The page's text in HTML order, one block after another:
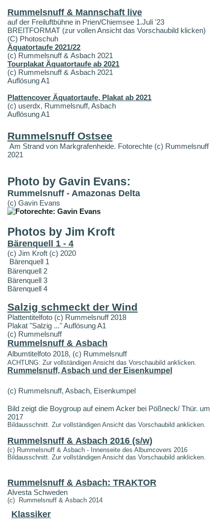
Rummelsnuff & Mannschaft live
auf der Freiluftbühne in Prien/Chiemsee 1.Juli '23
BREITFORMAT (zur vollen Ansicht das Vorschaubild klicken)
(C) Photoschuh
Äquatortaufe 2021/22
(c) Rummelsnuff & Asbach 2021
Tourplakat Äquatortaufe ab 2021
(c) Rummelsnuff & Asbach 2021
Auflösung A1
Plattencover Äquatortaufe, Plakat ab 2021
(c) userdx, Rummelsnuff, Asbach
Auflösung A1
Rummelsnuff Ostsee
Am Strand von Markgrafenheide. Fotorechte (c) Rummelsnuff
2021
Photo by Gavin Evans:
Rummelsnuff - Amazonas Delta
(c) Gavin Evans
Photos by Jim Kroft
Bärenquell 1 - 4
(c) Jim Kroft (c) 2020
Bärenquell 1
Bärenquell 2
Bärenquell 3
Bärenquell 4
Salzig schmeckt der Wind
Plattentitelfoto (c) Rummelsnuff 2018
Plakat "Salzig ..." Auflösung A1
(c) Rummelsnuff
Rummelsnuff & Asbach
Albumtitelfoto 2018, (c) Rummelsnuff
ACHTUNG: Zur vollständigen Ansicht das Vorschaubild anklicken.
Rummelsnuff, Asbach und der Eisenkumpel
(c) Rummelsnuff, Asbach, Eisenkumpel
Bild zeigt die Boygroup auf einem Acker bei Pößneck/ Thür. um
2017
Bildausschnitt. Zur vollständigen Ansicht das Vorschaubild anklicken.
Rummelsnuff & Asbach 2016 (s/w)
(c) Rummelsnuff & Asbach - Innenseite des Albumcovers 2016
Bildausschnitt. Zur vollständigen Ansicht das Vorschaubild anklicken.
Rummelsnuff & Asbach: TRAKTOR
Alvesta Schweden
(c) Rummelsnuff & Asbach 2014
Klassiker